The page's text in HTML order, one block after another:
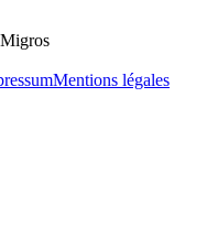
Mentions légales